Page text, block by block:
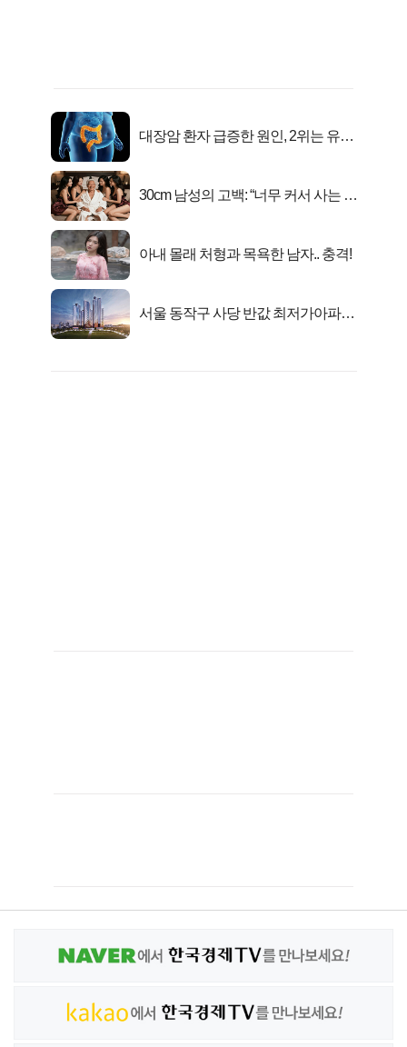
대장암 환자 급증한 원인, 2위는 유산
30cm 남성의 고백: “너무 커서 사는 게
아내 몰래 처형과 목욕한 남자.. 충격!
서울 동작구 사당 반값 최저가아파트